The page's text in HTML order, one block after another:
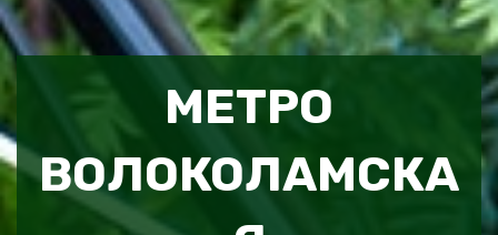
МЕТРО
ВОЛОКОЛАМСКА